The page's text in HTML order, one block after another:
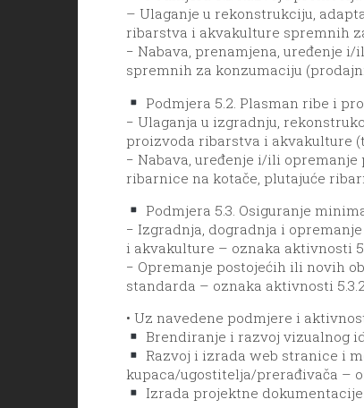
– Ulaganje u rekonstrukciju,
ribarstva i akvakulture spremnih
− Nabava, prenamjena, uređenje
spremnih za konzumaciju
Podmjera 5.2. Plasman ribe i
− Ulaganja u izgradnju,
proizvoda ribarstva i akvakulture
− Nabava, uređenje i/ili
ribarnice na kotače, plutajuće
Podmjera 5.3. Osiguranje
− Izgradnja, dogradnja i
i akvakulture – oznaka aktivnosti
− Opremanje postojećih ili novih
standarda – oznaka aktivnosti 5.3.2.
• Uz navedene podmjere i
Brendiranje i razvoj vizualnog
Razvoj i izrada web stranice i
kupaca/ugostitelja/prerađivača –
Izrada projektne